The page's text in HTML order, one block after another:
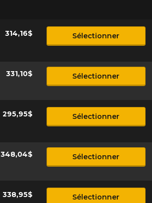
314,16$ Sélectionner
331,10$ Sélectionner
295,95$ Sélectionner
348,04$ Sélectionner
338,95$ Sélectionner